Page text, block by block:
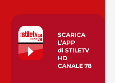
SCARICA
L’APP
di STILETV
HD
CANALE 78